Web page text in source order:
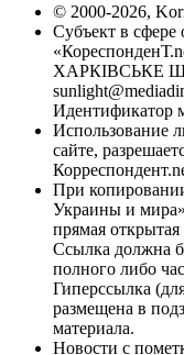
© 2000-2026,
Субъект в
ХАРКІВСЬКЕ
Идентификатор
Использование
сайте,
При
Украины и
прямая
Ссылка должна
полного либо
Гиперссылка
размещена в
материала.
Новости с